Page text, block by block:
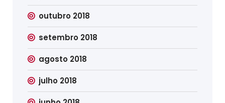
outubro 2018
setembro 2018
agosto 2018
julho 2018